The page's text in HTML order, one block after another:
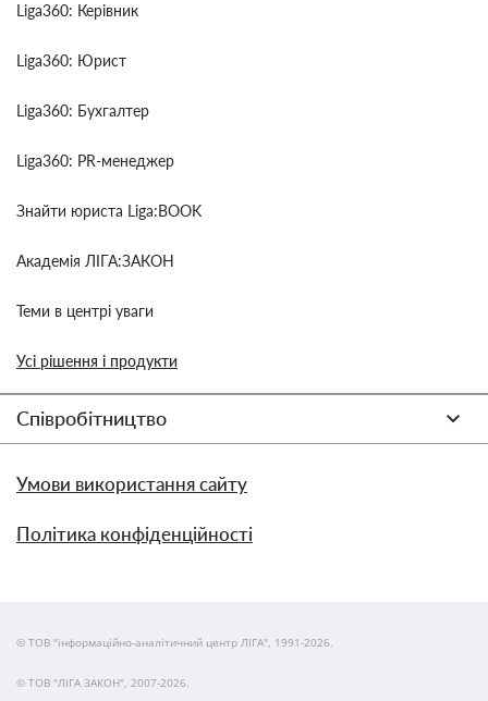
Liga360: Керівник
Liga360: Юрист
Liga360: Бухгалтер
Liga360: PR-менеджер
Знайти юриста Liga:BOOK
Академія ЛІГА:ЗАКОН
Теми в центрі уваги
Усі рішення і продукти
Співробітництво
Умови використання сайту
Політика конфіденційності
© ТОВ "інформаційно-аналітичний центр ЛІГА", 1991-2026.
© ТОВ "ЛІГА ЗАКОН", 2007-2026.